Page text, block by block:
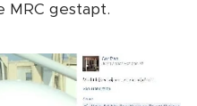
MRC gestapt.